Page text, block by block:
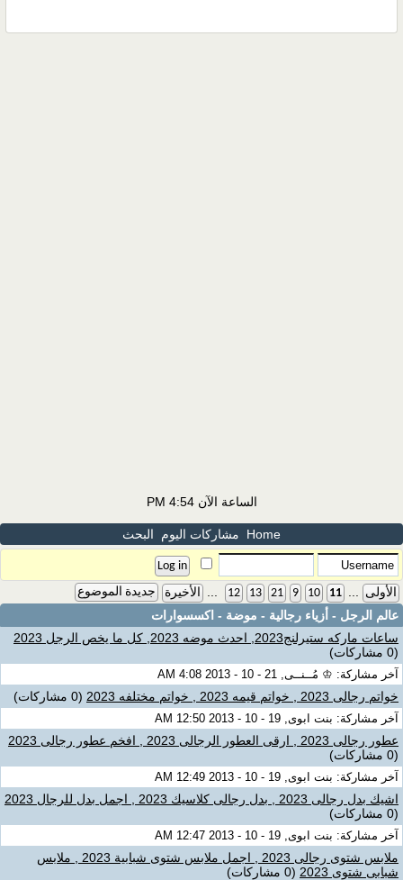
الساعة الآن4:54 PM
Home مشاركات اليوم البحث
الأولى 9 10 11
12 13 21 الأخيرة جديدة الموضوع
عالم الرجل - أزياء رجالية - موضة - اكسسوارات
ساعات ماركه ستيرلنج2023, احدث موضه 2023, كل ما يخص الرجل 2023
(0 مشاركات)
آخر مشاركة: ♔ مُــنــى, 21 - 10 - 2013 4:08 AM
خواتم رجالى 2023 , خواتم قيمه 2023 , خواتم مختلفه 2023 (0 مشاركات)
آخر مشاركة: بنت ابوى, 19 - 10 - 2013 12:50 AM
عطور رجالى 2023 , ارقى العطور الرجالى 2023 , افخم عطور رجالى 2023
(0 مشاركات)
آخر مشاركة: بنت ابوى, 19 - 10 - 2013 12:49 AM
اشيك بدل رجالى 2023 , بدل رجالى كلاسيك 2023 , اجمل بدل للرجال 2023
(0 مشاركات)
آخر مشاركة: بنت ابوى, 19 - 10 - 2013 12:47 AM
ملابس شتوى رجالى 2023 , اجمل ملابس شتوى شبابية 2023 , ملابس
شبابى شتوى 2023
(0 مشاركات)